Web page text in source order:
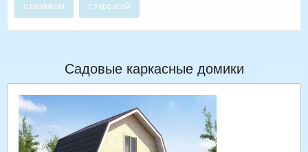
с гаражом с террасой
Садовые каркасные домики